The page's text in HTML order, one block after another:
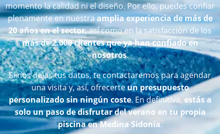
momento la calidad ni el diseño. Por ello, puedes confiar
plenamente en nuestraamplia experiencia de más de
20 años en el sector, así como en la satisfacción de los
más de 2.000 clientes que ya han confiado en
nosotros.
Si nos dejas tus datos, te contactaremos para agendar
una visita y, así, ofrecerteun presupuesto
personalizado sin ningún coste. En definitiva, estás a
solo un paso de disfrutar del verano en tu propia
piscina en Medina Sidonia.